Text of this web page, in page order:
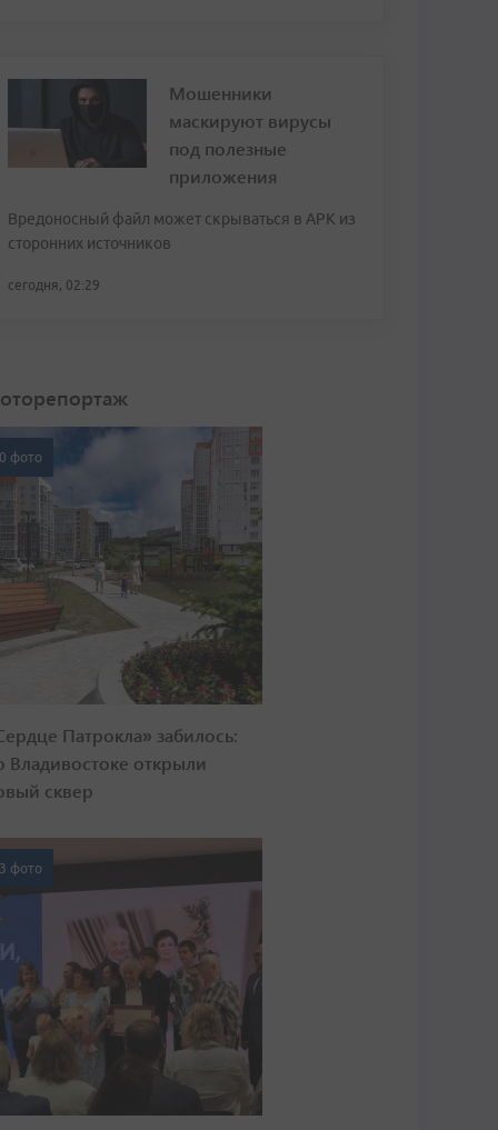
Мошенники
маскируют вирусы
под полезные
приложения
Вредоносный файл может скрываться в APK из
сторонних источников
сегодня, 02:29
фото
Патрокла» забилось:
Владивостоке открыли
сквер
фото